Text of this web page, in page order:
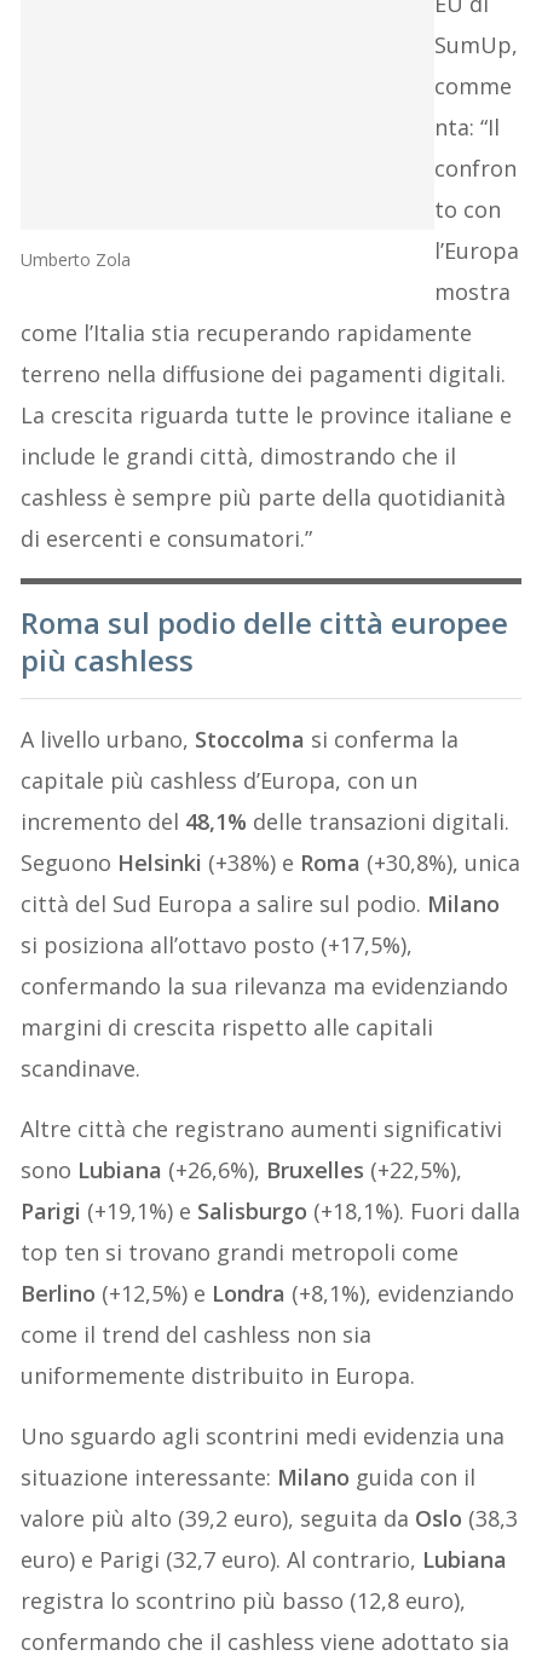
Umberto Zola
SumUp,
comme
nta: “Il
confron
to con
l’Europa
mostra
come l’Italia stia recuperando rapidamente
terreno nella diffusione dei pagamenti digitali.
La crescita riguarda tutte le province italiane e
include le grandi città, dimostrando che il
cashless è sempre più parte della quotidianità
di esercenti e consumatori.”
Roma sul podio delle città europee
più cashless
A livello urbano, Stoccolma si conferma la
capitale più cashless d’Europa, con un
incremento del 48,1% delle transazioni digitali.
Seguono Helsinki (+38%) e Roma (+30,8%), unica
città del Sud Europa a salire sul podio. Milano
si posiziona all’ottavo posto (+17,5%),
confermando la sua rilevanza ma evidenziando
margini di crescita rispetto alle capitali
scandinave.
Altre città che registrano aumenti significativi
sono Lubiana (+26,6%), Bruxelles (+22,5%),
Parigi (+19,1%) e Salisburgo (+18,1%). Fuori dalla
top ten si trovano grandi metropoli come
Berlino (+12,5%) e Londra (+8,1%), evidenziando
come il trend del cashless non sia
uniformemente distribuito in Europa.
Uno sguardo agli scontrini medi evidenzia una
situazione interessante: Milano guida con il
valore più alto (39,2 euro), seguita da Oslo (38,3
euro) e Parigi (32,7 euro). Al contrario, Lubiana
registra lo scontrino più basso (12,8 euro),
confermando che il cashless viene adottato sia